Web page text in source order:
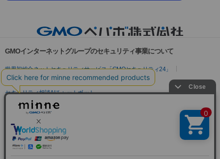
GMOインターネットグループのセキュリティ事業について
世界初総合ネットセキュリティサービス「GMOセキュリティ24」
パスワード漏洩診断
Webサイトリスク診断
セキュリティ相談AIチャットボット
実在証明・盗聴対策
サイバー攻撃対策（GMO Flatt Security）
セキュリティ事業の軌跡